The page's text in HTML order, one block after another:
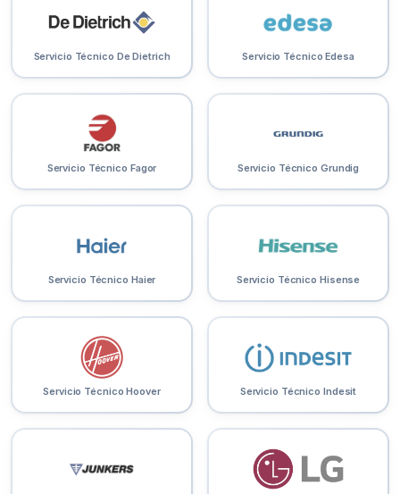
Servicio Técnico De Dietrich Servicio Técnico Edesa
Servicio Técnico Fagor Servicio Técnico Grundig
Servicio Técnico Haier Servicio Técnico Hisense
Servicio Técnico Hoover Servicio Técnico Indesit